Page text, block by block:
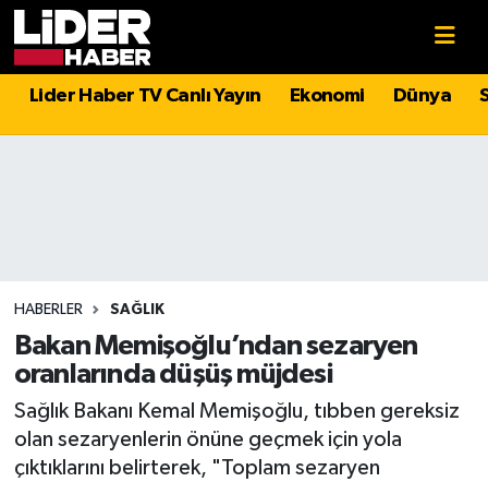
Lider Haber TV Canlı Yayın Ekonomi Dünya
HABERLER SAĞLIK
Bakan Memişoğlu’ndan sezaryen
oranlarında düşüş müjdesi
Sağlık Bakanı Kemal Memişoğlu, tıbben gereksiz
olan sezaryenlerin önüne geçmek için yola
çıktıklarını belirterek, "Toplam sezaryen
Politika
Magazin
Spor
Sağlık
Teknoloji
Hava Durumu
Süper Lig Puan Durumu ve Fikstür
Tüm Manşetler
Son Dakika Haberleri
Haber Arşivi